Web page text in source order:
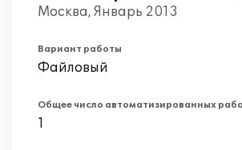
Москва, Январь 2013
Вариант работы
Файловый
Общее число автоматизированных
1